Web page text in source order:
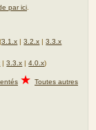
par ici
3.1.x |3.2.x |3.3.x
|3.3.x |4.0.x)
★ Toutes autres